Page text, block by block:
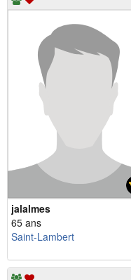
jalalmes
65 ans
Saint-Lambert